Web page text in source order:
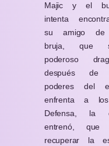
Majic y el
intenta
su amigo de
bruja, que
poderoso
después de
poderes del
enfrenta a
Defensa, la
entrenó,
recuperar la